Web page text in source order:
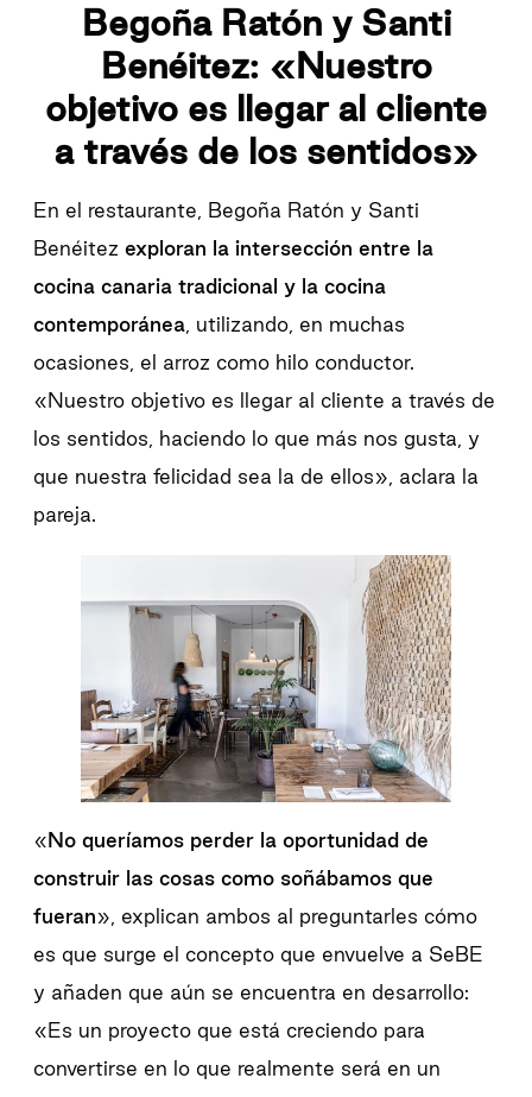
Begoña Ratón y Santi
Benéitez: «Nuestro
objetivo es llegar al cliente
a través de los sentidos»
En el restaurante, Begoña Ratón y Santi
Benéitez exploran la intersección entre la
cocina canaria tradicional y la cocina
contemporánea, utilizando, en muchas
ocasiones, el arroz como hilo conductor.
«Nuestro objetivo es llegar al cliente a través de
los sentidos, haciendo lo que más nos gusta, y
que nuestra felicidad sea la de ellos», aclara la
pareja.
«No queríamos perder la oportunidad de
construir las cosas como soñábamos que
fueran», explican ambos al preguntarles cómo
es que surge el concepto que envuelve a SeBE
y añaden que aún se encuentra en desarrollo:
«Es un proyecto que está creciendo para
convertirse en lo que realmente será en un